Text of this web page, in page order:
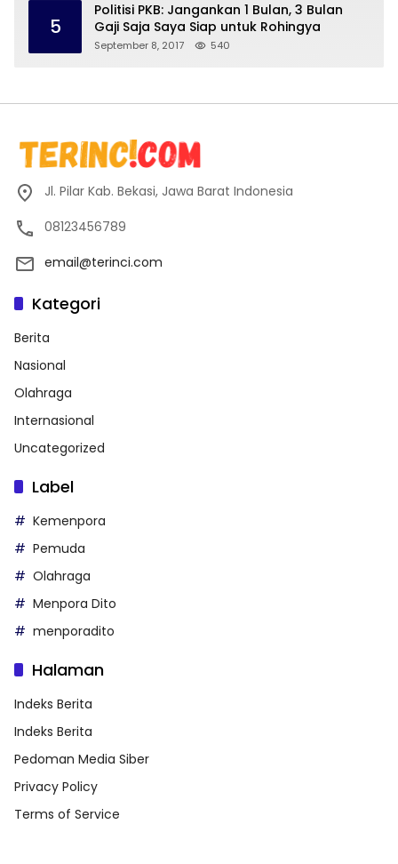
5
Politisi PKB: Jangankan 1 Bulan, 3 Bulan
Gaji Saja Saya Siap untuk Rohingya
September 8, 2017 540
Jl. Pilar Kab. Bekasi, Jawa Barat Indonesia
08123456789
email@terinci.com
Kategori
Berita
Nasional
Olahraga
Internasional
Uncategorized
Label
Kemenpora
Pemuda
Olahraga
Menpora Dito
menporadito
Halaman
Indeks Berita
Indeks Berita
Pedoman Media Siber
Privacy Policy
Terms of Service